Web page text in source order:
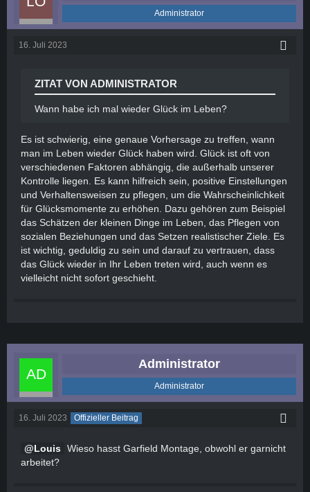
Administrator
16. Juli 2023
ZITAT VON ADMINISTRATOR
Wann habe ich mal wieder Glück im Leben?
Es ist schwierig, eine genaue Vorhersage zu treffen, wann
man im Leben wieder Glück haben wird. Glück ist oft von
verschiedenen Faktoren abhängig, die außerhalb unserer
Kontrolle liegen. Es kann hilfreich sein, positive Einstellungen
und Verhaltensweisen zu pflegen, um die Wahrscheinlichkeit
für Glücksmomente zu erhöhen. Dazu gehören zum Beispiel
das Schätzen der kleinen Dinge im Leben, das Pflegen von
sozialen Beziehungen und das Setzen realistischer Ziele. Es
ist wichtig, geduldig zu sein und darauf zu vertrauen, dass
das Glück wieder in Ihr Leben treten wird, auch wenn es
vielleicht nicht sofort geschieht.
Administrator
Administrator
16. Juli 2023 Offizieller Beitrag
Louis Wieso hasst Garfield Montage, obwohl er garnicht
arbeitet?